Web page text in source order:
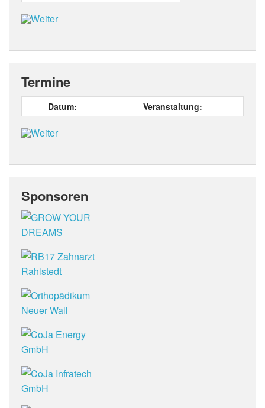
Termine
Datum: Veranstaltung:
Sponsoren